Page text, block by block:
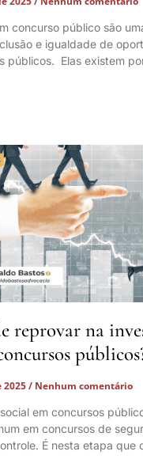
concurso público são
e igualdade de
públicos. Elas existem
reprovar na
2025
Nenhum comentário
em concursos
em concursos de
É nesta etapa que